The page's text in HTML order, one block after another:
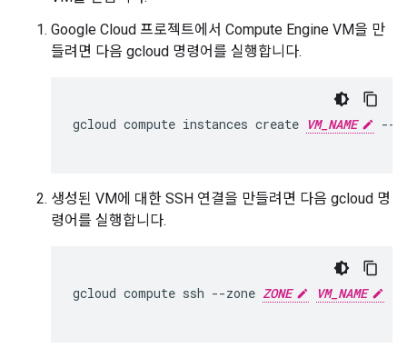
Google Cloud 프로젝트에서 Compute Engine VM을 만
들려면 다음 gcloud 명령어를 실행합니다.
gcloud compute instances create VM_NAME --
생성된 VM에 대한 SSH 연결을 만들려면 다음 gcloud 명
령어를 실행합니다.
gcloud compute ssh --zone ZONE VM_NAME